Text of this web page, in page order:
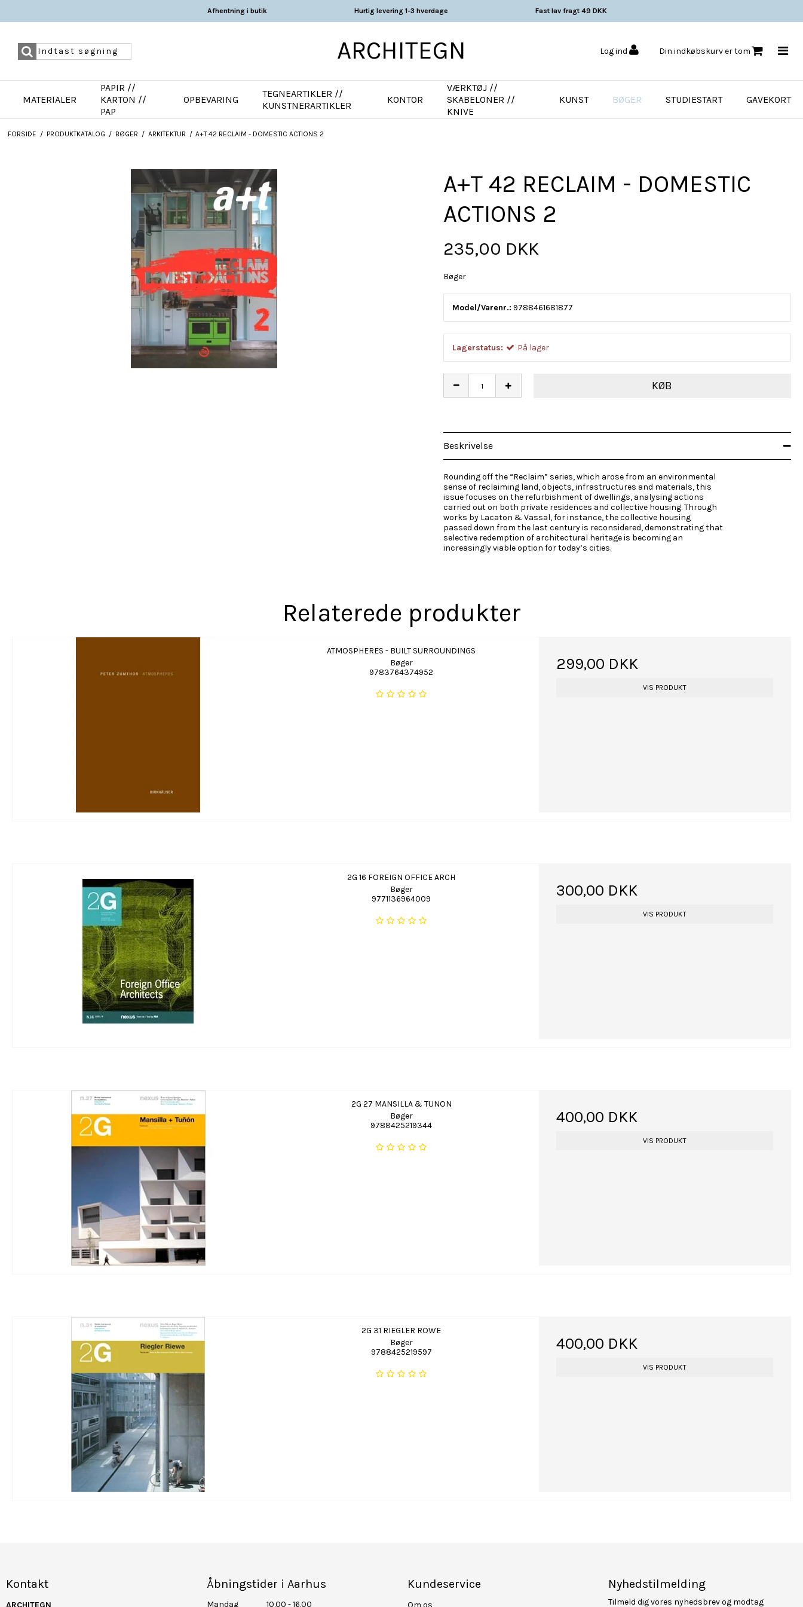
Afhentning i butik Hurtig levering 1-3 hverdage Fast lav fragt 49 DKK
ARCHITEGN Log ind Din indkøbskurv er tom
MATERIALER
PAPIR //
KARTON //
PAP
OPBEVARING
TEGNEARTIKLER //
KUNSTNERARTIKLER
KONTOR
VÆRKTØJ //
SKABELONER //
KNIVE
KUNST BØGER STUDIESTART GAVEKORT
FORSIDE / PRODUKTKATALOG / BØGER / ARKITEKTUR / A+T 42 RECLAIM - DOMESTIC ACTIONS 2
A+T 42 RECLAIM - DOMESTIC
ACTIONS 2
235,00 DKK
Bøger
Model/Varenr.: 9788461681877
Lagerstatus: På lager
KØB
Beskrivelse
Rounding off the “Reclaim” series, which arose from an environmental
sense of reclaiming land, objects, infrastructures and materials, this
issue focuses on the refurbishment of dwellings, analysing actions
carried out on both private residences and collective housing. Through
works by Lacaton & Vassal, for instance, the collective housing
passed down from the last century is reconsidered, demonstrating that
selective redemption of architectural heritage is becoming an
increasingly viable option for today’s cities.
Relaterede produkter
ATMOSPHERES - BUILT SURROUNDINGS
Bøger
9783764374952
299,00 DKK
VIS PRODUKT
2G 16 FOREIGN OFFICE ARCH
Bøger
9771136964009
300,00 DKK
VIS PRODUKT
2G 27 MANSILLA & TUNON
Bøger
9788425219344
400,00 DKK
VIS PRODUKT
2G 31 RIEGLER ROWE
Bøger
9788425219597
400,00 DKK
VIS PRODUKT
Kontakt Åbningstider i Aarhus
Mandag 10.00 - 16.00
Kundeservice Nyhedstilmelding
Tilmeld dig vores nyhedsbrev og modtag